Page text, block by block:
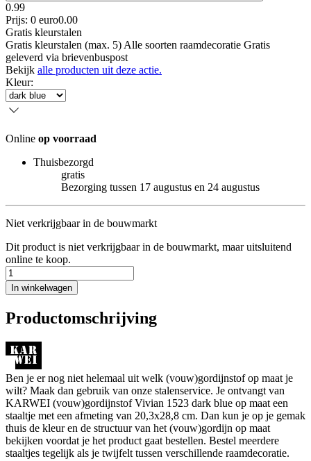
0.99
Prijs: 0 euro0.00
Gratis kleurstalen
Gratis kleurstalen (max. 5) Alle soorten raamdecoratie Gratis
geleverd via brievenbuspost
Bekijk alle producten uit deze actie.
Kleur:
Online op voorraad
Thuisbezorgd
gratis
Bezorging tussen 17 augustus en 24 augustus
Niet verkrijgbaar in de bouwmarkt
Dit product is niet verkrijgbaar in de bouwmarkt, maar uitsluitend
online te koop.
In winkelwagen
Productomschrijving
Ben je er nog niet helemaal uit welk (vouw)gordijnstof op maat je
wilt? Maak dan gebruik van onze stalenservice. Je ontvangt van
KARWEI (vouw)gordijnstof Vivian 1523 dark blue op maat een
staaltje met een afmeting van 20,3x28,8 cm. Dan kun je op je gemak
thuis de kleur en de structuur van het (vouw)gordijn op maat
bekijken voordat je het product gaat bestellen. Bestel meerdere
staaltjes tegelijk als je twijfelt tussen verschillende raamdecoratie.